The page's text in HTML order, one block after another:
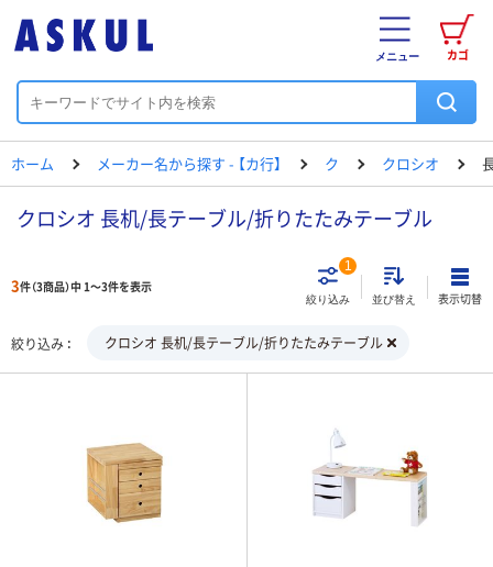
カゴ
メニュー
ホーム メーカー名から探す - 【カ行】 ク クロシオ
クロシオ 長机/長テーブル/折りたたみテーブル
3件（3商品）中 1～3件を表示
絞り込み
1
並び替え 表示切替
絞り込み クロシオ 長机/長テーブル/折りたたみテーブル